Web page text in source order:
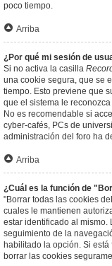
poco tiempo.
Arriba
¿Por qué mi sesión de
Si no activa la casilla
una cookie segura, que se
tiempo. Esto previene que
que el sistema le
No es recomendable si
cyber-cafés, PCs de
administración del foro ha
Arriba
¿Cuál es la función de
"Borrar todas las cookies
cuales le mantienen
estar identificado al mismo.
seguimiento de la
habilitado la opción. Si
borrar las cookies